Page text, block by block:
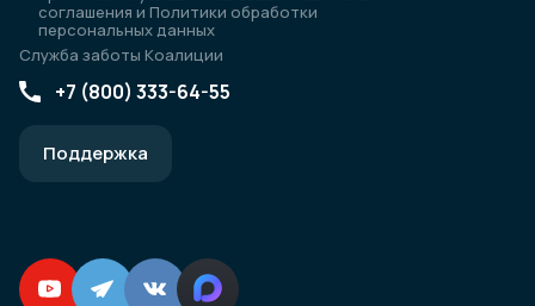
соглашения и Политики обработки
персональных данных
Служба заботы Коалиции
+7 (800) 333-64-55
Поддержка